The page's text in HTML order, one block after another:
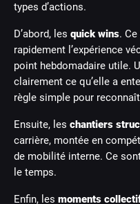
types d’actions.
D’abord, les quick wins.
rapidement l’expérience
point hebdomadaire utile.
clairement ce qu’elle a
règle simple pour
Ensuite, les chantiers
carrière, montée en
de mobilité interne. Ce
le temps.
Enfin, les moments